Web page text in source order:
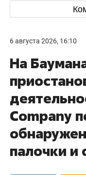
6 августа 2026, 16:10
На
Company
палочки и